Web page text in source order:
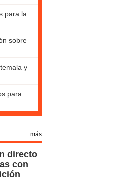
para la
sobre
y
para
más
directo
con